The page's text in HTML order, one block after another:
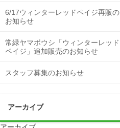
6/17ウィンターレッドペイジ再販の
お知らせ
常緑ヤマボウシ「ウィンターレッド
ペイジ」追加販売のお知らせ
スタッフ募集のお知らせ
アーカイブ